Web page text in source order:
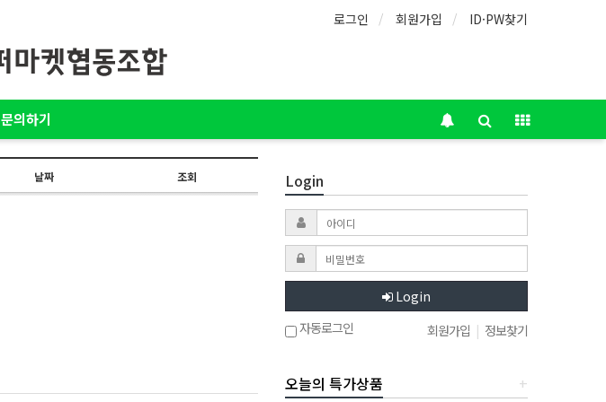
로그인 회원가입 ID·PW찾기
문의하기
날짜 조회 Login
Login
자동로그인
회원가입 | 정보찾기
+
오늘의 특가상품